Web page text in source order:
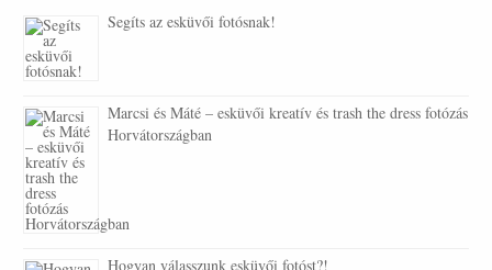
Segíts az esküvői fotósnak!
Marcsi és Máté – esküvői kreatív és trash the dress fotózás
Horvátországban
Hogyan válasszunk esküvői fotóst?!